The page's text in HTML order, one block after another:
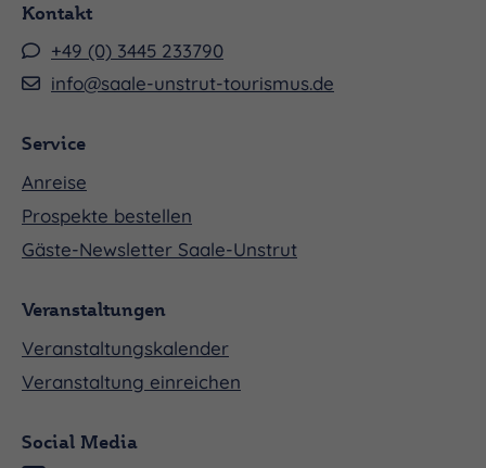
Kontakt
+49 (0) 3445 233790
info@saale-unstrut-tourismus.de
Service
Anreise
Prospekte bestellen
Gäste-Newsletter Saale-Unstrut
Veranstaltungen
Veranstaltungskalender
Veranstaltung einreichen
Social Media